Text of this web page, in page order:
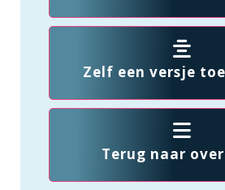
Zelf een versje
Terug naar